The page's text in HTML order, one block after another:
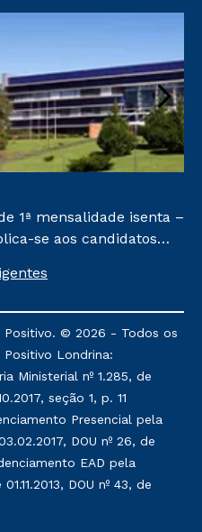
1ª mensalidade isenta –
se aos candidatos
que ofertam bolsas
não tenham efetivado
ou trancado sua
da Cruzeiro do
de um ano. Tais
cursos de Medicina, e
via FIES, Prouni e
e não se
campanha ofertada
Positivo. © 2026 - Todos os
Londrina:
Ministerial nº 1.285, de
seção 1, p. 11
Presencial pela
DOU nº 26, de
EAD pela
DOU nº 43, de